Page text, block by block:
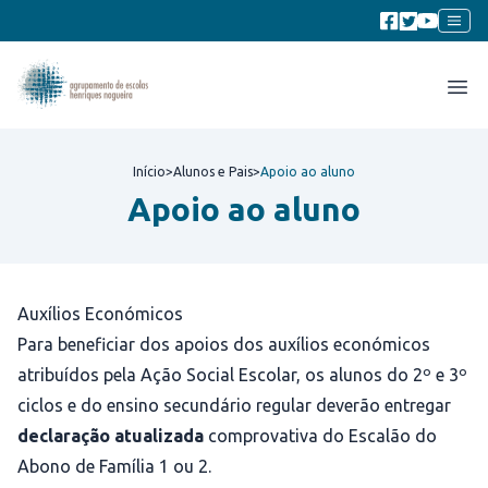
Início>Alunos e Pais>Apoio ao aluno
Apoio ao aluno
Auxílios Económicos
Para beneficiar dos apoios dos auxílios económicos
atribuídos pela Ação Social Escolar, os alunos do 2º e 3º
ciclos e do ensino secundário regular deverão entregar
declaração atualizada comprovativa do Escalão do
Abono de Família 1 ou 2.